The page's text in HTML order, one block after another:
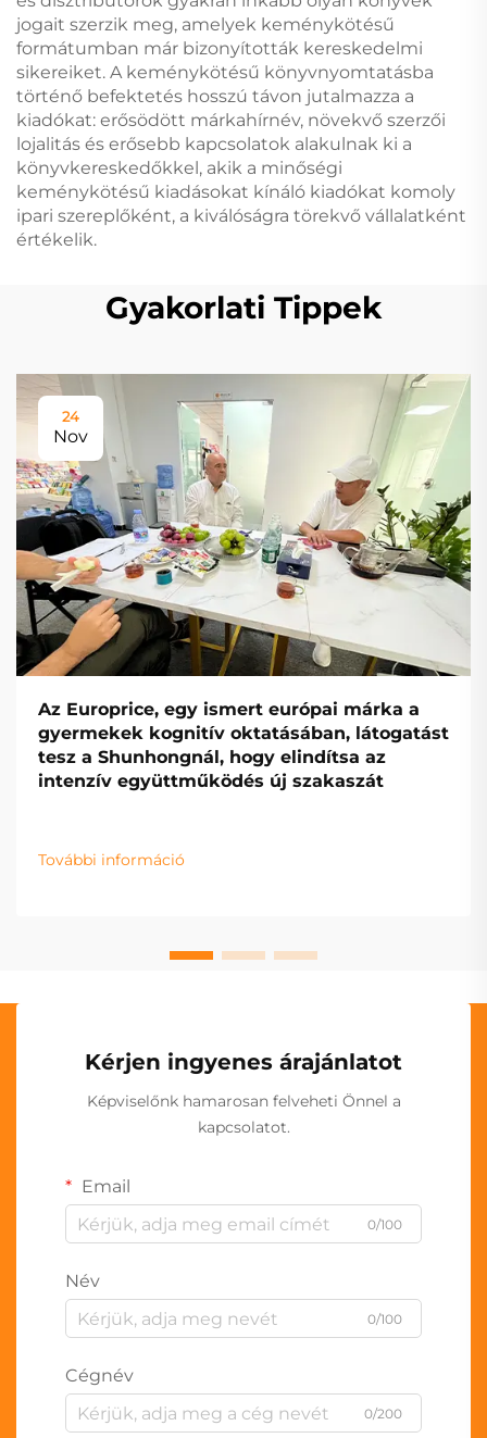
jogait szerzik meg, amelyek keménykötésű
formátumban már bizonyították kereskedelmi
sikereiket. A keménykötésű könyvnyomtatásba
történő befektetés hosszú távon jutalmazza a
kiadókat: erősödött márkahírnév, növekvő szerzői
lojalitás és erősebb kapcsolatok alakulnak ki a
könyvkereskedőkkel, akik a minőségi
keménykötésű kiadásokat kínáló kiadókat komoly
ipari szereplőként, a kiválóságra törekvő vállalatként
értékelik.
Gyakorlati Tippek
24
Nov
Az Europrice, egy ismert európai márka a
gyermekek kognitív oktatásában, látogatást
tesz a Shunhongnál, hogy elindítsa az
intenzív együttműködés új szakaszát
További információ
Kérjen ingyenes árajánlatot
Képviselőnk hamarosan felveheti Önnel a
kapcsolatot.
Email
0/100
Név
0/100
Cégnév
0/200